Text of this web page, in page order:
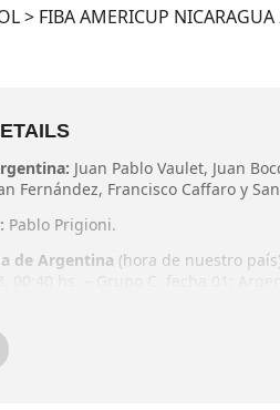
> FIBA AMERICUP
Juan Pablo Vaulet, Juan
Fernández, Francisco Caffaro y
Pablo Prigioni.
de Argentina (hora de nuestro
4tos de Final.
Semifinales.